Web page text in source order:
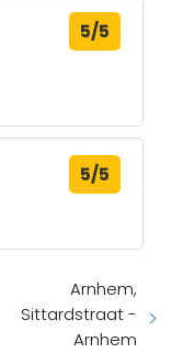
5/5
5/5
Arnhem,
Sittardstraat -
Arnhem